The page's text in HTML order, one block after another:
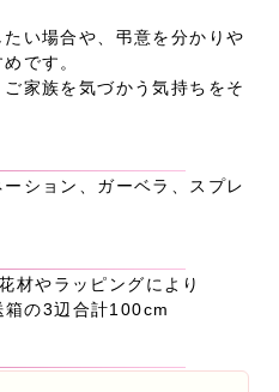
い場合や、弔意を分かりや
です。
家族を気づかう気持ちをそ
ション、ガーベラ、スプレ
やラッピングにより
の3辺合計100cm